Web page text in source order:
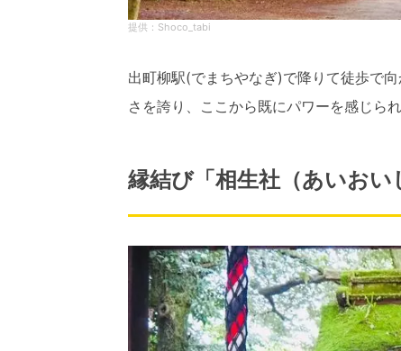
Shoco_tabi
出町柳駅(でまちやなぎ)で降りて徒歩で
さを誇り、ここから既にパワーを感じられ
縁結び「相生社（あいおい